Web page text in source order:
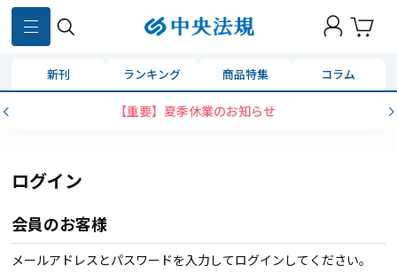
新刊 ランキング 商品特集 コラム
【重要】夏季休業のお知らせ
ログイン
会員のお客様
メールアドレスとパスワードを入力してログインしてください。